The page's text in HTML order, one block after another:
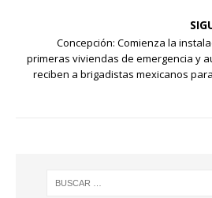
Concepción: Comienza la
primeras viviendas de emergencia y
reciben a brigadistas mexicanos